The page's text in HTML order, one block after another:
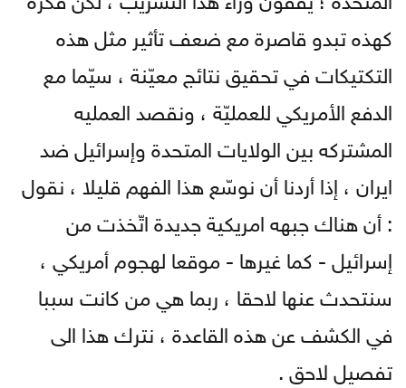
كهذه تبدو قاصرة مع ضعف تأثير مثل هذه
التكتيكات في تحقيق نتائج معيّنة ، سيّما مع
الدفع الأمريكي للعمليّة ، ونقصد العمليه
المشتركه بين الولايات المتحدة وإسرائيل ضد
ايران ، إذا أردنا أن نوسّع هذا الفهم قليلا ، نقول
: أن هناك جبهه امريكية جديدة اتّخذت من
إسرائيل - كما غيرها - موقعا لهجوم أمريكي ،
سنتحدث عنها لاحقا ، ربما هي من كانت سببا
في الكشف عن هذه القاعدة ، نترك هذا الى
تفصيل لاحق .